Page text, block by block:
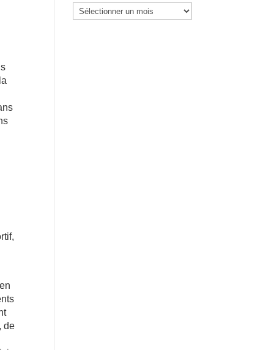
de
Archives